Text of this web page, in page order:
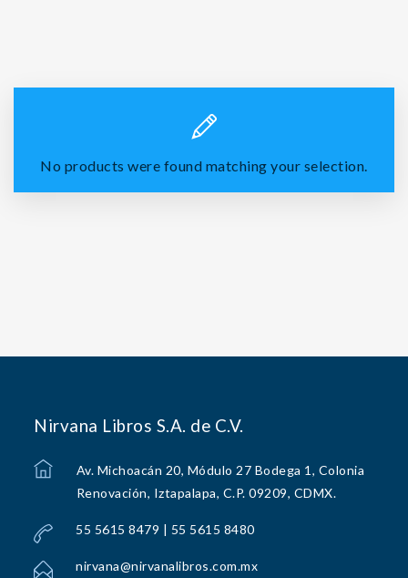
No products were found matching your selection.
Nirvana Libros S.A. de C.V.
Av. Michoacán 20, Módulo 27 Bodega 1, Colonia
Renovación, Iztapalapa, C.P. 09209, CDMX.
55 5615 8479 | 55 5615 8480
nirvana@nirvanalibros.com.mx